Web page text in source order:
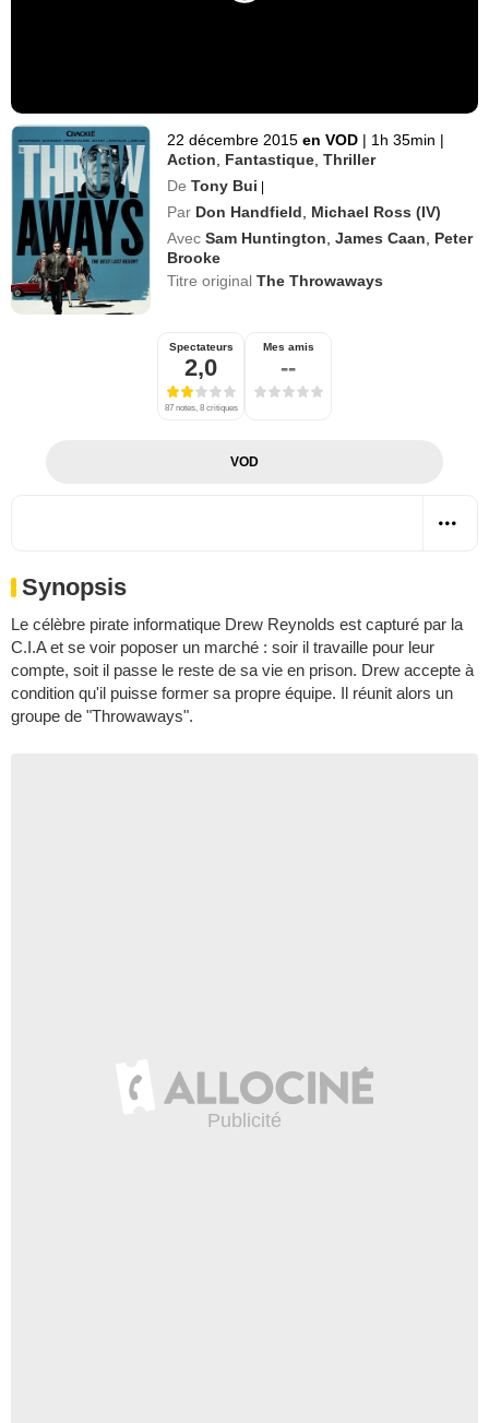
22 décembre 2015 en VOD | 1h 35min |
Action
Fantastique ,Thriller
De Tony Bui |
Par Don Handfield
Michael Ross (IV)
Avec Sam Huntington ,James Caan
Peter
Brooke
Titre originalThe Throwaways
Spectateurs
2,0
87 notes, 8 critiques
Mes amis
--
VOD
Synopsis
Le célèbre pirate informatique Drew Reynolds est capturé par la
C.I.A et se voir poposer un marché : soir il travaille pour leur
compte, soit il passe le reste de sa vie en prison. Drew accepte à
condition qu'il puisse former sa propre équipe. Il réunit alors un
groupe de "Throwaways".